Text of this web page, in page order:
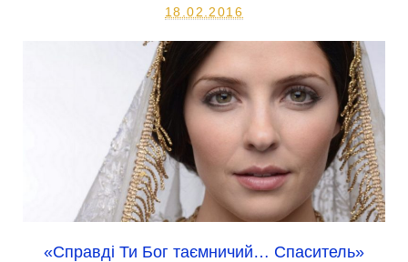
18.02.2016
«Справді Ти Бог таємничий… Спаситель»